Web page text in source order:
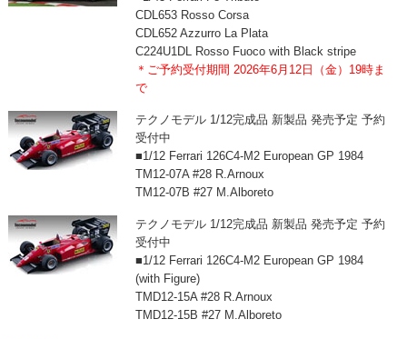
CDL653 Rosso Corsa
CDL652 Azzurro La Plata
C224U1DL Rosso Fuoco with Black stripe
＊ご予約受付期間 2026年6月12日（金）19時ま
で
テクノモデル 1/12完成品 新製品 発売予定 予約
受付中
■1/12 Ferrari 126C4-M2 European GP 1984
TM12-07A #28 R.Arnoux
TM12-07B #27 M.Alboreto
テクノモデル 1/12完成品 新製品 発売予定 予約
受付中
■1/12 Ferrari 126C4-M2 European GP 1984
(with Figure)
TMD12-15A #28 R.Arnoux
TMD12-15B #27 M.Alboreto